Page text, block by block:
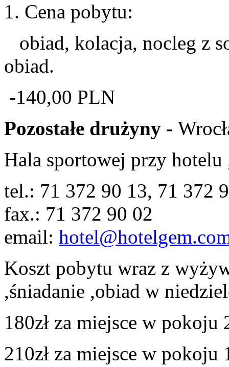
1. Cena pobytu:
obiad, kolacja, nocleg z
obiad.
-140,00 PLN
Pozostałe drużyny -
Hala sportowej przy
tel.: 71 372 90 13, 71 372
fax.: 71 372 90 02
email:
Koszt pobytu wraz z
,śniadanie ,obiad w
180zł za miejsce w pokoju
210zł za miejsce w pokoju